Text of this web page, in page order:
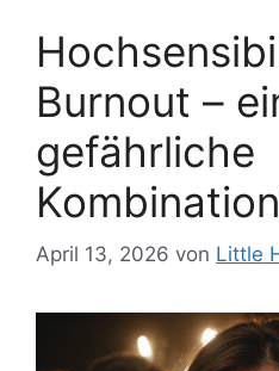
Burnout –
gefährliche
April 13, 2026 von Little